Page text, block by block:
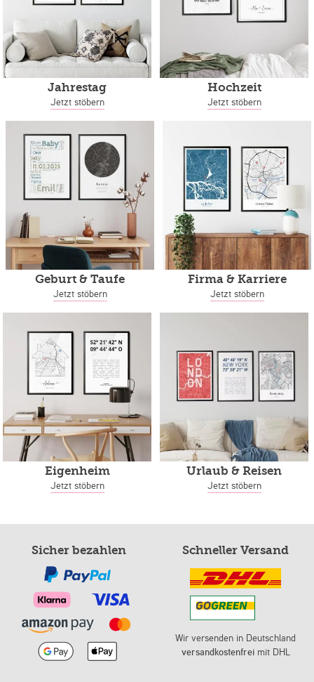
Jahrestag
Jetzt stöbern
Hochzeit
Jetzt stöbern
Geburt & Taufe
Jetzt stöbern
Firma & Karriere
Jetzt stöbern
Eigenheim
Jetzt stöbern
Urlaub & Reisen
Jetzt stöbern
Sicher bezahlen Schneller Versand
Wir versenden in Deutschland
versandkostenfreimit DHL